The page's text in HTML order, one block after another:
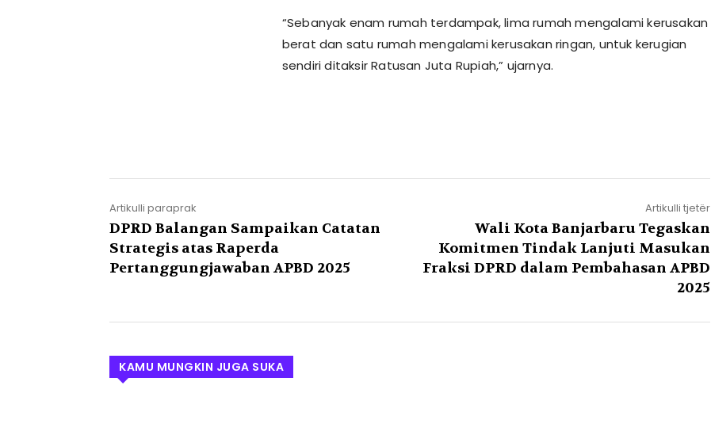
​“Sebanyak enam rumah terdampak, lima rumah mengalami kerusakan
berat dan satu rumah mengalami kerusakan ringan, untuk kerugian
sendiri ditaksir Ratusan Juta Rupiah,” ujarnya.
Artikulli paraprak
DPRD Balangan Sampaikan Catatan
Strategis atas Raperda
Pertanggungjawaban APBD 2025
Artikulli tjetër
Wali Kota Banjarbaru Tegaskan
Komitmen Tindak Lanjuti Masukan
Fraksi DPRD dalam Pembahasan APBD
2025
KAMU MUNGKIN JUGA SUKA